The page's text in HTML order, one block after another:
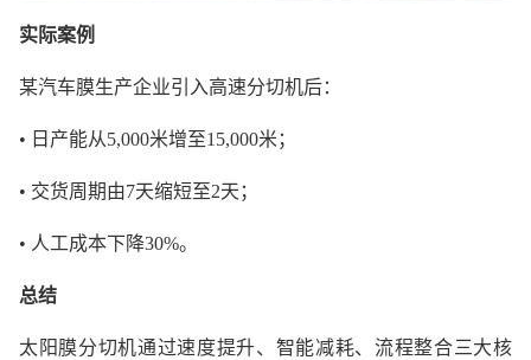
实际案例
某汽车膜生产企业引入高速分切机后：
• 日产能从5,000米增至15,000米；
• 交货周期由7天缩短至2天；
• 人工成本下降30%。
总结
太阳膜分切机通过速度提升、智能减耗、流程整合三大核